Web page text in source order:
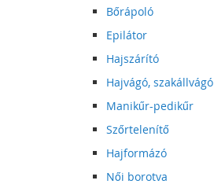
Bőrápoló
Epilátor
Hajszárító
Hajvágó, szakállvágó
Manikűr-pedikűr
Szőrtelenítő
Hajformázó
Női borotva